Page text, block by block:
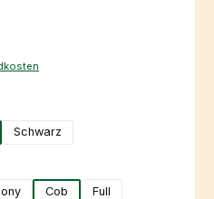
Schwarz
Cob Full